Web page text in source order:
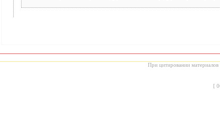
При цитировании материалов
[